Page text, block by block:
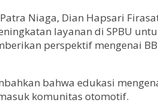
Niaga, Dian Hapsari
layanan di SPBU
perspektif mengenai
bahwa edukasi
komunitas otomotif.